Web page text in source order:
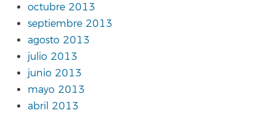
octubre 2013
septiembre 2013
agosto 2013
julio 2013
junio 2013
mayo 2013
abril 2013